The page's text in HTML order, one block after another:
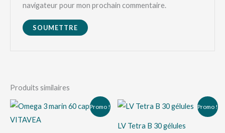
navigateur pour mon prochain commentaire.
Produits similaires
Promo !
Le
prix
prix
Promo !
LV Tetra B 30 gélules
Le
prix
était :
prix